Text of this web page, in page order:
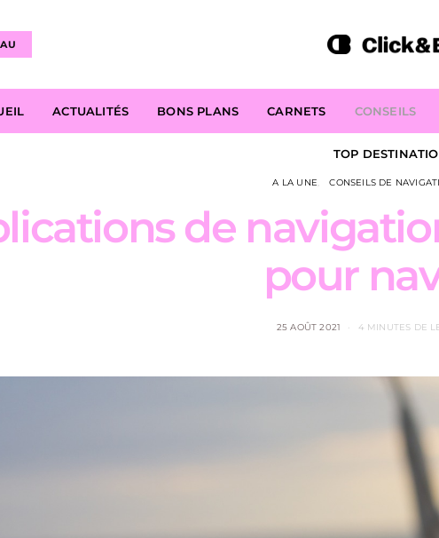
ACTUALITÉS BONS PLANS CARNETS CONSEILS
TOP
A LA UNE CONSEILS DE
de
pour
25 AOÛT 2021 4 MINUTES DE